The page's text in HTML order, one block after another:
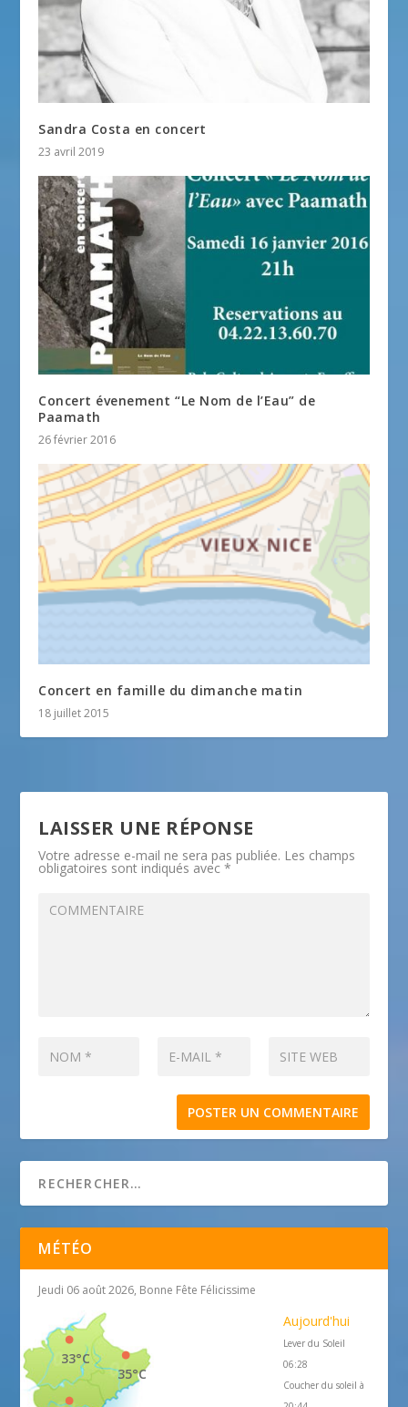
Sandra Costa en concert
23 avril 2019
Concert évenement “Le Nom de l’Eau” de
Paamath
26 février 2016
Concert en famille du dimanche matin
18 juillet 2015
LAISSER UNE RÉPONSE
Votre adresse e-mail ne sera pas publiée. Les champs
obligatoires sont indiqués avec*
MÉTÉO
Jeudi 06 août 2026, Bonne Fête Félicissime
35°C
33°C
Aujourd'hui
Lever du Soleil
06:28
Coucher du soleil à